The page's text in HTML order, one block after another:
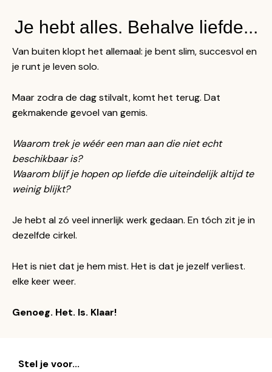
Je hebt alles. Behalve liefde...
Van buiten klopt het allemaal: je bent slim, succesvol en
je runt je leven solo.
Maar zodra de dag stilvalt, komt het terug. Dat
gekmakende gevoel van gemis.
Waarom trek je wéér een man aan die niet echt
beschikbaar is?
Waarom blijf je hopen op liefde die uiteindelijk altijd te
weinig blijkt?
Je hebt al zó veel innerlijk werk gedaan. En tóch zit je in
dezelfde cirkel.
Het is niet dat je hem mist. Het is dat je jezelf verliest.
elke keer weer.
Genoeg. Het. Is. Klaar!
Stel je voor...